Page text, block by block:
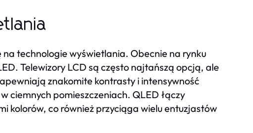
technologie wyświetlania. Obecnie na rynku
Telewizory LCD są często najtańszą opcją, ale
znakomite kontrasty i intensywność
ciemnych pomieszczeniach. QLED łączy
kolorów, co również przyciąga wielu entuzjastów